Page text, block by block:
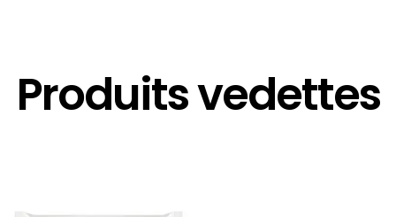
Produits vedettes